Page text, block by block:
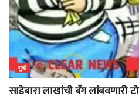
गुन्हे
साडेबारा लाखांची बॅग लांबवणारी